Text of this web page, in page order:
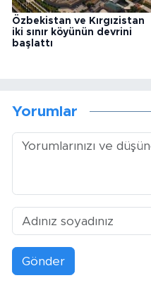
Özbekistan ve Kırgızistan
iki sınır köyünün devrini
başlattı
Yorumlar
Gönder